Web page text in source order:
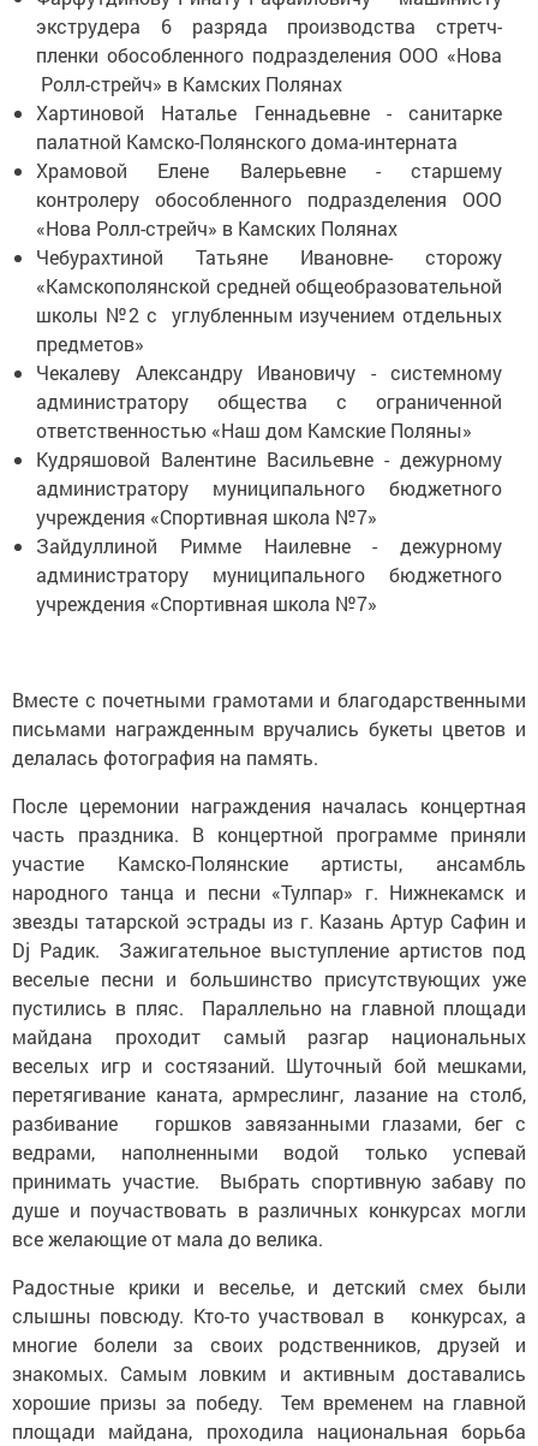
экструдера 6 разряда производства стретч-
пленки обособленного подразделения ООО «Нова
Ролл-стрейч» в Камских Полянах
Хартиновой Наталье Геннадьевне - санитарке
палатной Камско-Полянского дома-интерната
Храмовой Елене Валерьевне - старшему
контролеру обособленного подразделения ООО
«Нова Ролл-стрейч» в Камских Полянах
Чебурахтиной Татьяне Ивановне- сторожу
«Камскополянской средней общеобразовательной
школы №2 с углубленным изучением отдельных
предметов»
Чекалеву Александру Ивановичу - системному
администратору общества с ограниченной
ответственностью «Наш дом Камские Поляны»
Кудряшовой Валентине Васильевне - дежурному
администратору муниципального бюджетного
учреждения «Спортивная школа №7»
Зайдуллиной Римме Наилевне - дежурному
администратору муниципального бюджетного
учреждения «Спортивная школа №7»
Вместе с почетными грамотами и благодарственными
письмами награжденным вручались букеты цветов и
делалась фотография на память.
После церемонии награждения началась концертная
часть праздника. В концертной программе приняли
участие Камско-Полянские артисты, ансамбль
народного танца и песни «Тулпар» г. Нижнекамск и
звезды татарской эстрады из г. Казань Артур Сафин и
Dj Радик. Зажигательное выступление артистов под
веселые песни и большинство присутствующих уже
пустились в пляс. Параллельно на главной площади
майдана проходит самый разгар национальных
веселых игр и состязаний. Шуточный бой мешками,
перетягивание каната, армреслинг, лазание на столб,
разбивание горшков завязанными глазами, бег с
ведрами, наполненными водой только успевай
принимать участие. Выбрать спортивную забаву по
душе и поучаствовать в различных конкурсах могли
все желающие от мала до велика.
Радостные крики и веселье, и детский смех были
слышны повсюду. Кто-то участвовал в конкурсах, а
многие болели за своих родственников, друзей и
знакомых. Самым ловким и активным доставались
хорошие призы за победу. Тем временем на главной
площади майдана, проходила национальная борьба